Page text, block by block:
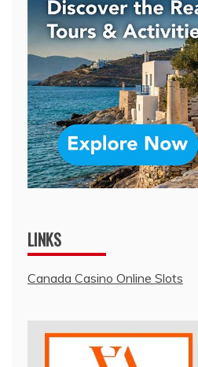
LINKS
Canada Casino Online Slots